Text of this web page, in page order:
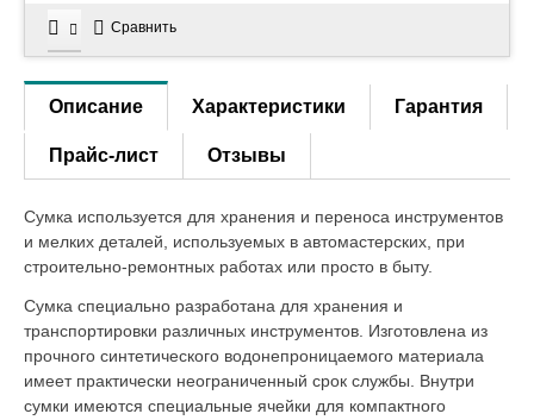
Сравнить
Описание Характеристики Гарантия
Прайс-лист Отзывы
Сумка используется для хранения и переноса инструментов
и мелких деталей, используемых в автомастерских, при
строительно-ремонтных работах или просто в быту.
Сумка специально разработана для хранения и
транспортировки различных инструментов. Изготовлена из
прочного синтетического водонепроницаемого материала
имеет практически неограниченный срок службы. Внутри
сумки имеются специальные ячейки для компактного